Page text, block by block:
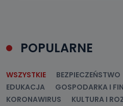
POPULARNE
WSZYSTKIE BEZPIECZEŃSTWO
EDUKACJA
GOSPODARKA I
KORONAWIRUS
KULTURA I